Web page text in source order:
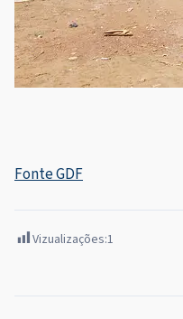
Fonte GDF
Vizualizações:1